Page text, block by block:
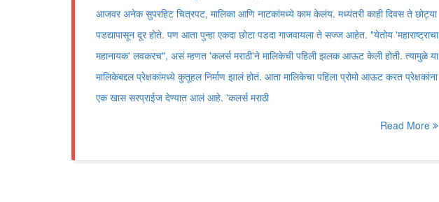
आजवर अनेक सुपरहिट चित्रपट, मालिका आणि नाटकांमध्ये काम केलंय. मध्यंतरी काही दिवस ते छोट्या
पडद्यापासून दूर होते. पण आता पुन्हा एकदा छोटा पडदा गाजवायला ते सज्ज आहेत. "येतोय 'महाराष्ट्राचा
महानायक' लवकरच", असं म्हणत 'कलर्स मराठी'ने मालिकेची पहिली झलक आऊट केली होती. त्यामुळे या
मालिकेबद्दल प्रेक्षकांमध्ये कुतूहल निर्माण झालं होतं. आता मालिकेचा पहिला प्रोमो आऊट करत प्रेक्षकांना
एक खास सरप्राईज देण्यात आलं आहे. 'कलर्स मराठी
Read More